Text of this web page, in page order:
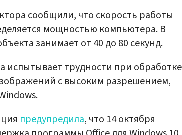
сообщили, что скорость работы
мощностью компьютера. В
занимает от 40 до 80 секунд.
испытывает трудности при обработке
с высоким разрешением,
предупредила, что 14 октября